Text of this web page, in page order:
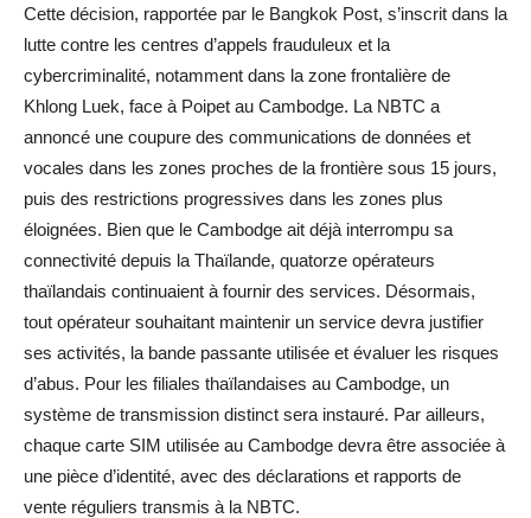
Cette décision, rapportée par le Bangkok Post, s’inscrit dans la
lutte contre les centres d’appels frauduleux et la
cybercriminalité, notamment dans la zone frontalière de
Khlong Luek, face à Poipet au Cambodge. La NBTC a
annoncé une coupure des communications de données et
vocales dans les zones proches de la frontière sous 15 jours,
puis des restrictions progressives dans les zones plus
éloignées. Bien que le Cambodge ait déjà interrompu sa
connectivité depuis la Thaïlande, quatorze opérateurs
thaïlandais continuaient à fournir des services. Désormais,
tout opérateur souhaitant maintenir un service devra justifier
ses activités, la bande passante utilisée et évaluer les risques
d’abus. Pour les filiales thaïlandaises au Cambodge, un
système de transmission distinct sera instauré. Par ailleurs,
chaque carte SIM utilisée au Cambodge devra être associée à
une pièce d’identité, avec des déclarations et rapports de
vente réguliers transmis à la NBTC.